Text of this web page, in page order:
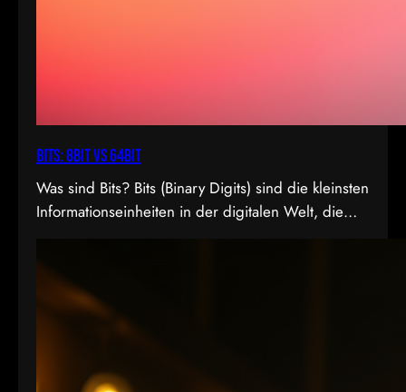
Bits: 8bit vs 64bit
Was sind Bits? Bits (Binary Digits) sind die kleinsten
Informationseinheiten in der digitalen Welt, die
Farbdarstellung und Verarbeitung, spielt die Bit-
Tiefe eine entscheidende Rolle. Je höher die Bit-
werden.…